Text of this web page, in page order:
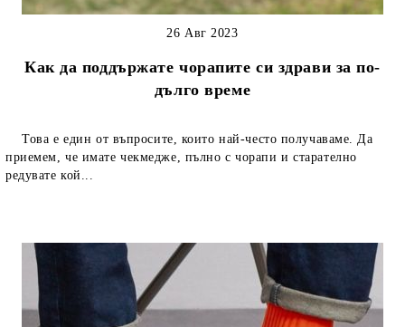
Как да поддържате чорапите си здрави за по-
дълго време
26 Авг 2023
Това е един от въпросите, които най-често получаваме. Да
приемем, че имате чекмедже, пълно с чорапи и старателно
редувате кой...